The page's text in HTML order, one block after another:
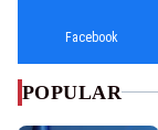
Facebook
POPULAR